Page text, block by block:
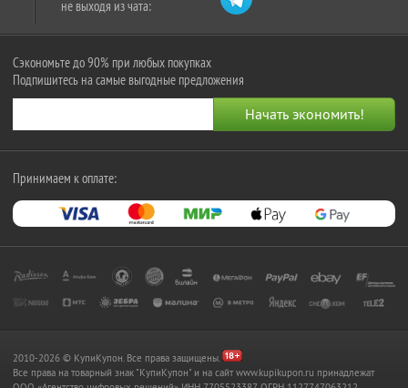
не выходя из чата:
Сэкономьте до 90% при любых покупках
Подпишитесь на самые выгодные предложения
Принимаем к оплате:
2010-2026 © КупиКупон. Все права защищены.
Все права на товарный знак "КупиКупон" и на сайт www.kupikupon.ru принадлежат